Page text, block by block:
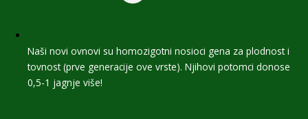
Naši novi ovnovi su homozigotni nosioci gena za plodnost i
tovnost (prve generacije ove vrste). Njihovi potomci donose
0,5-1 jagnje više!